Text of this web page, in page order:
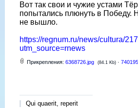
Вот так свои и чужие устами
попытались плюнуть в Победу.
не вышло.
https://regnum.ru/news/cultura/
utm_source=rnews
Прикрепления: 6368726.jpg (84.1 Kb) ·
Qui quaerit, reperit